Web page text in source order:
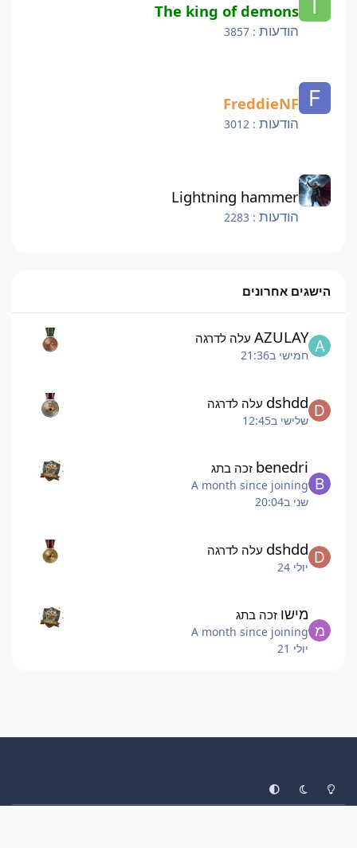
The king of demons
הודעות : 3857
FreddieNF
הודעות : 3012
Lightning hammer
הודעות : 2283
הישגים אחרונים
AZULAY עלה לדרגה
חמישי ב21:36
dshdd עלה לדרגה
שלישי ב12:45
benedri זכה בתג
A month since joining
שני ב20:04
dshdd עלה לדרגה
יולי 24
מישו זכה בתג
A month since joining
יולי 21
Light Mode
Dark Mode
System Preference